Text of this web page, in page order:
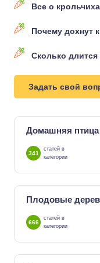
Все о
Почему дохнут
Сколько
Задать свой
Домашняя птица
341
статей в
категории
Плодовые
666
статей в
категории